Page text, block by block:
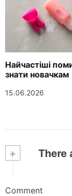
Найчастіші
знати новачкам
15.06.2026
+ There
Comment